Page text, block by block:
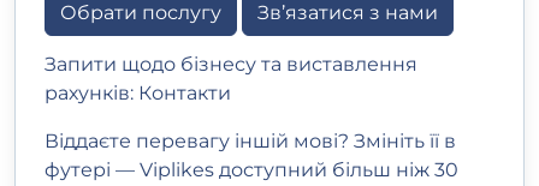
Обрати послугу Зв’язатися з нами
Запити щодо бізнесу та виставлення
рахунків: Контакти
Віддаєте перевагу іншій мові? Змініть її в
футері — Viplikes доступний більш ніж 30